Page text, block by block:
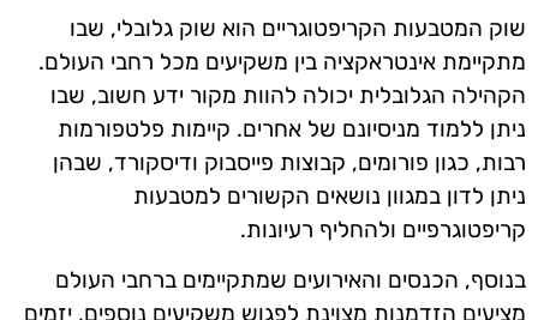
שוק המטבעות הקריפטוגריים הוא שוק גלובלי, שבו
מתקיימת אינטראקציה בין משקיעים מכל רחבי העולם.
הקהילה הגלובלית יכולה להוות מקור ידע חשוב, שבו
ניתן ללמוד מניסיונם של אחרים. קיימות פלטפורמות
רבות, כגון פורומים, קבוצות פייסבוק ודיסקורד, שבהן
ניתן לדון במגוון נושאים הקשורים למטבעות
קריפטוגרפיים ולהחליף רעיונות.
בנוסף, הכנסים והאירועים שמתקיימים ברחבי העולם
מציעים הזדמנות מצוינת לפגוש משקיעים נוספים, יזמים